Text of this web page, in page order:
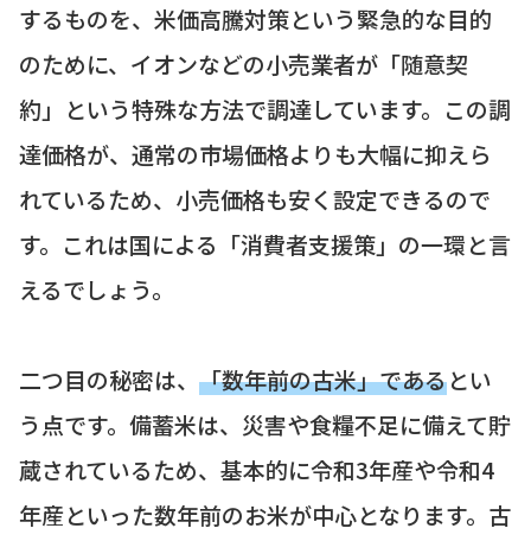
するものを、米価高騰対策という緊急的な目的
のために、イオンなどの小売業者が「随意契
約」という特殊な方法で調達しています。この調
達価格が、通常の市場価格よりも大幅に抑えら
れているため、小売価格も安く設定できるので
す。これは国による「消費者支援策」の一環と言
えるでしょう。
二つ目の秘密は、 「数年前の古米」であるとい
う点です。備蓄米は、災害や食糧不足に備えて貯
蔵されているため、基本的に令和3年産や令和4
年産といった数年前のお米が中心となります。古